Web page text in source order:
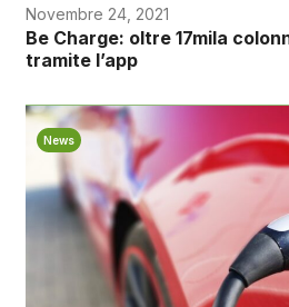
Novembre 24, 2021
Be Charge: oltre 17mila
tramite l’app
News